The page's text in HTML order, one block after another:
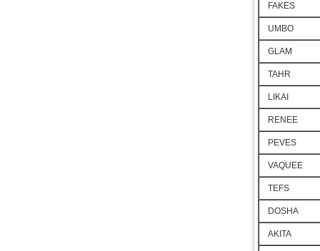
FAKES
UMBO
GLAM
TAHR
LIKAI
RENEE
PEVES
VAQUEE
TEFS
DOSHA
AKITA